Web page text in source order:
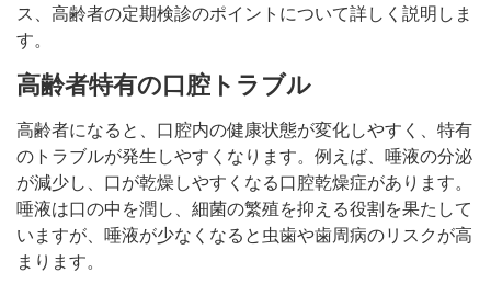
ス、高齢者の定期検診のポイントについて詳しく説明しま
す。
高齢者特有の口腔トラブル
高齢者になると、口腔内の健康状態が変化しやすく、特有
のトラブルが発生しやすくなります。例えば、唾液の分泌
が減少し、口が乾燥しやすくなる口腔乾燥症があります。
唾液は口の中を潤し、細菌の繁殖を抑える役割を果たして
いますが、唾液が少なくなると虫歯や歯周病のリスクが高
まります。